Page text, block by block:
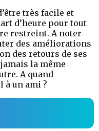
très facile et
d’heure pour tout
restreint. A noter
des améliorations
des retours de ses
la même
A quand
à un ami ?